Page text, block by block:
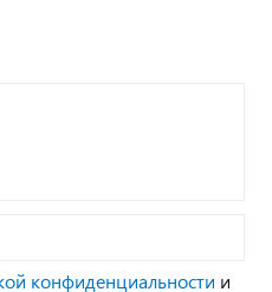
конфиденциальности и